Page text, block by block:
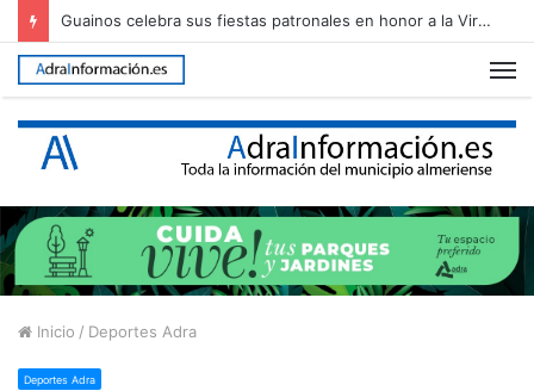
El cartel de la Feria y Fiestas de Adra 2026, elegido entre 26 propuestas
Inicio / Deportes Adra
Deportes Adra